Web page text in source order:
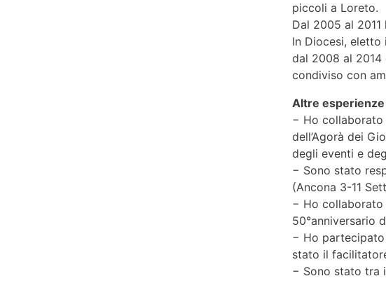
piccoli a Loreto.
Dal 2005 al 2011
In Diocesi,
dal 2008 al 2014
condiviso con
Altre
− Ho collaborato
dell’Agorà dei
degli eventi e
− Sono stato
(Ancona 3-11
− Ho collaborato
50°anniversario
− Ho partecipato
stato il
− Sono stato tra